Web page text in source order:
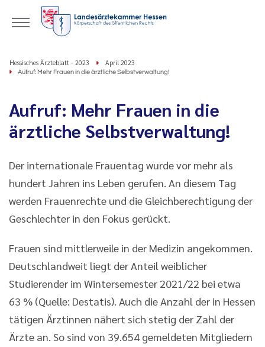
Hessisches Ärzteblatt - 2023 April 2023
Aufruf: Mehr Frauen in die ärztliche Selbstverwaltung!
Aufruf: Mehr Frauen in die
ärztliche Selbstverwaltung!
Der internationale Frauentag wurde vor mehr als
hundert Jahren ins Leben gerufen. An diesem Tag
werden Frauenrechte und die Gleichberechtigung der
Geschlechter in den Fokus gerückt.
Frauen sind mittlerweile in der Medizin angekommen.
Deutschlandweit liegt der Anteil weiblicher
Studierender im Wintersemester 2021/22 bei etwa
63 % (Quelle: Destatis). Auch die Anzahl der in Hessen
tätigen Ärztinnen nähert sich stetig der Zahl der
Ärzte an. So sind von 39.654 gemeldeten Mitgliedern